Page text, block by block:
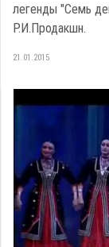
легенды "Семь
Р.И.Продакшн.
21.01.2015